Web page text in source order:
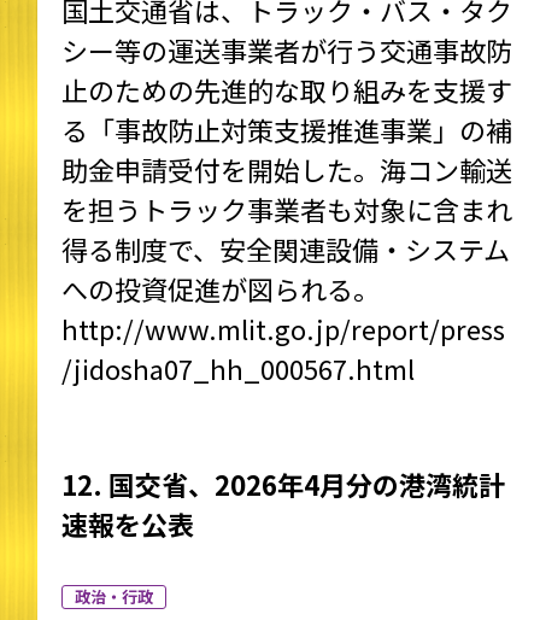
国土交通省は、トラック・バス・タク
シー等の運送事業者が行う交通事故防
止のための先進的な取り組みを支援す
る「事故防止対策支援推進事業」の補
助金申請受付を開始した。海コン輸送
を担うトラック事業者も対象に含まれ
得る制度で、安全関連設備・システム
への投資促進が図られる。
http://www.mlit.go.jp/report/press
/jidosha07_hh_000567.html
12. 国交省、2026年4月分の港湾統計
速報を公表
政治・行政